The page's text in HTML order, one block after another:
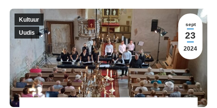
sept
23
2024
Kultuur
Uudis